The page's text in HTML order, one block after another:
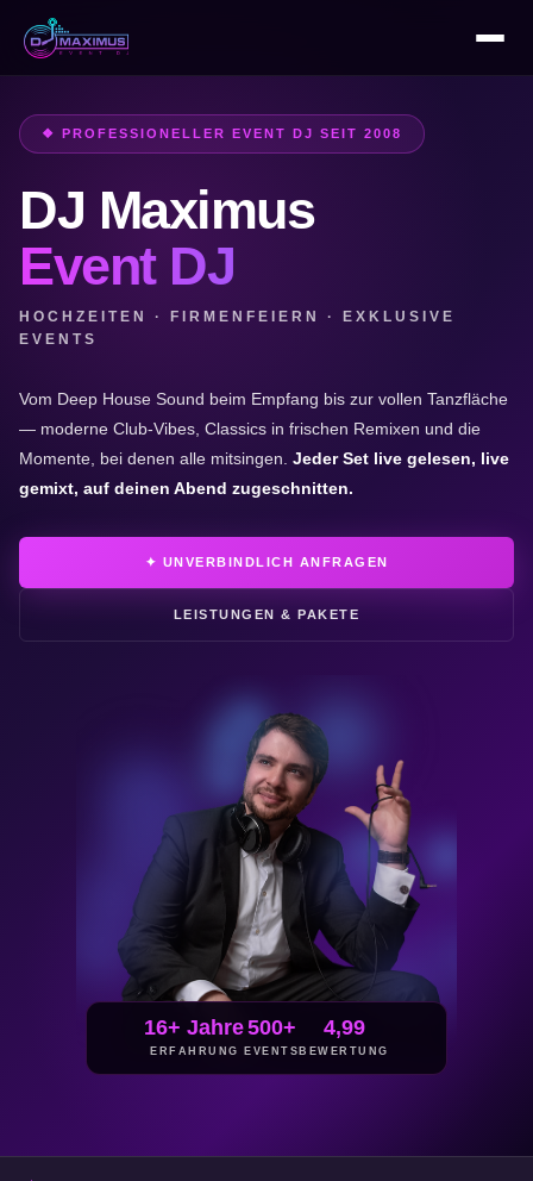
❖ PROFESSIONELLER EVENT DJ SEIT 2008
DJ Maximus
Event DJ
HOCHZEITEN · FIRMENFEIERN · EXKLUSIVE
EVENTS
Vom Deep House Sound beim Empfang bis zur vollen Tanzfläche
— moderne Club-Vibes, Classics in frischen Remixen und die
Momente, bei denen alle mitsingen. Jeder Set live gelesen, live
gemixt, auf deinen Abend zugeschnitten.
✦ UNVERBINDLICH ANFRAGEN
LEISTUNGEN & PAKETE
16+ Jahre
ERFAHRUNG
500+
EVENTS
4,99
BEWERTUNG